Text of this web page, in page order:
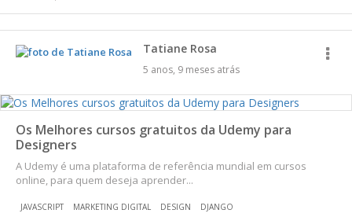
Tatiane Rosa
5 anos, 9 meses atrás
Os Melhores cursos gratuitos da Udemy para
Designers
A Udemy é uma plataforma de referência mundial em cursos
online, para quem deseja aprender...
JAVASCRIPT MARKETING DIGITAL DESIGN DJANGO